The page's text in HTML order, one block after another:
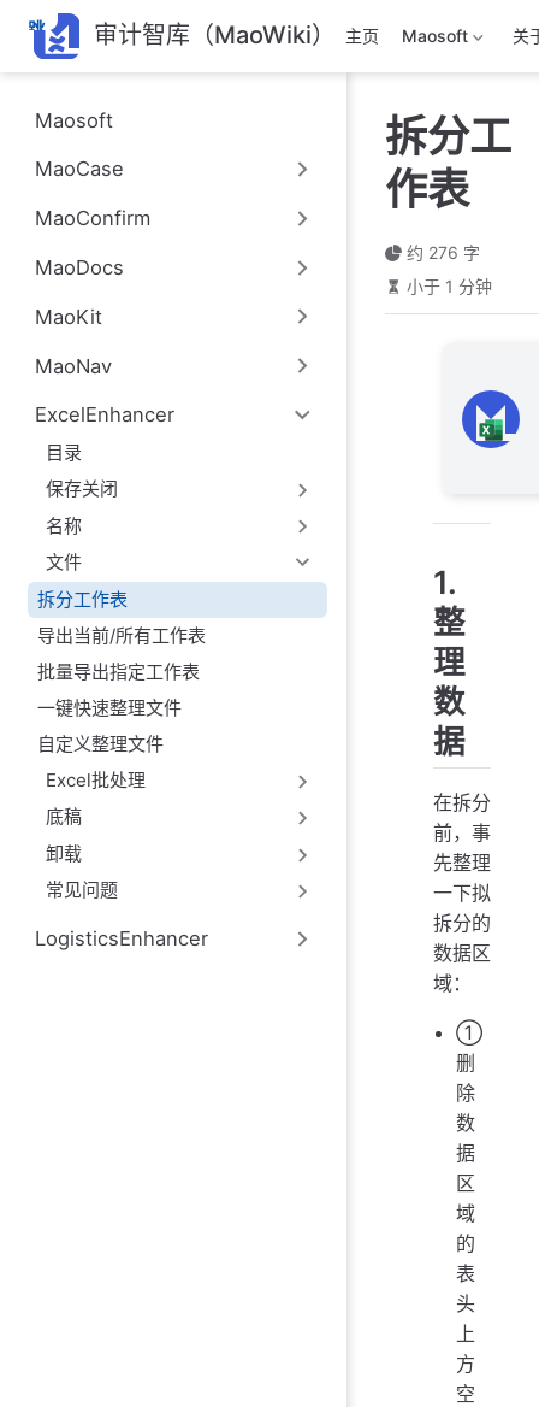
跳
至
主
內
审计智库（MaoWiki） 主页 Maosoft 关
Maosoft
MaoCase
MaoConfirm
MaoDocs
MaoKit
MaoNav
ExcelEnhancer
目录
保存关闭
名称
文件
拆分工作表
导出当前/所有工作表
批量导出指定工作表
一键快速整理文件
自定义整理文件
Excel批处理
底稿
卸载
常见问题
LogisticsEnhancer
拆分工
作表
约 276 字
小于 1 分钟
1.
整
理
数
据
在拆分
前，事
先整理
一下拟
拆分的
数据区
域：
①
删
除
数
据
区
域
的
表
头
上
方
空